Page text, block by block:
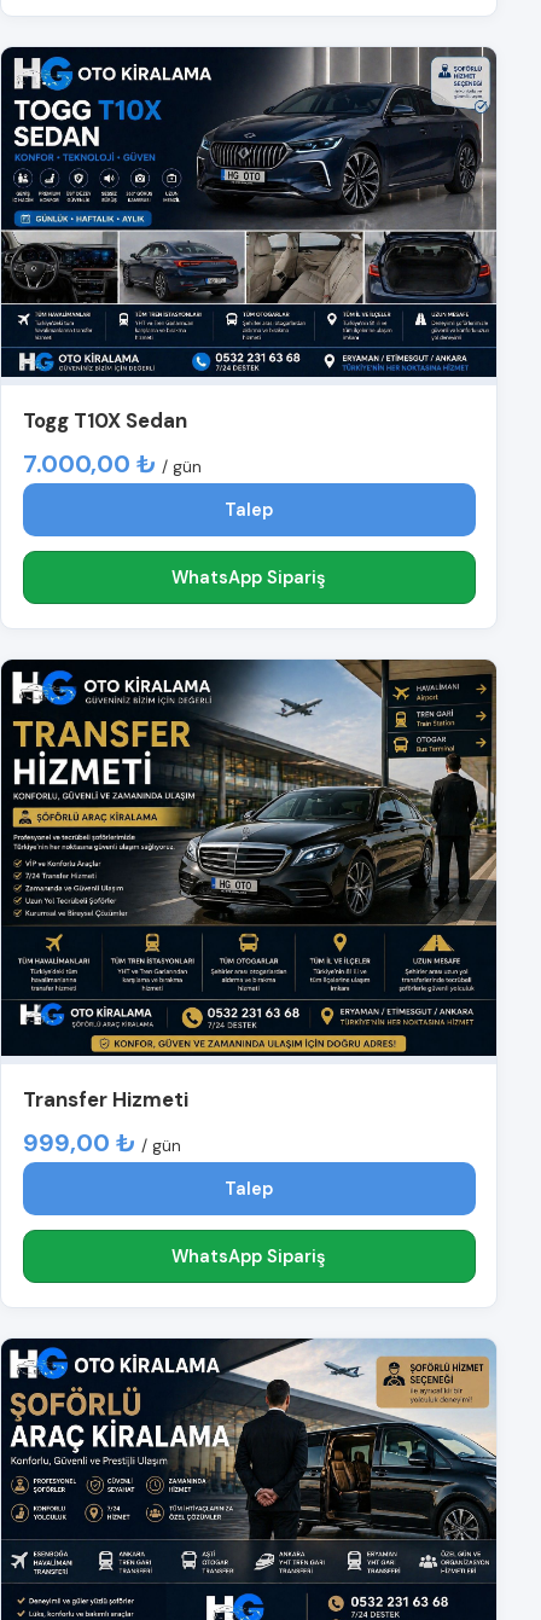
Togg T10X Sedan
7.000,00 ₺ / gün
Talep
WhatsApp Sipariş
Transfer Hizmeti
999,00 ₺ / gün
Talep
WhatsApp Sipariş